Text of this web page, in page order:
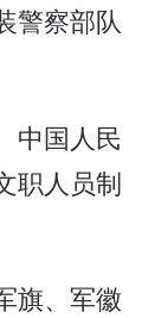
警察部队
中国人民
职人员制
旗、军徽